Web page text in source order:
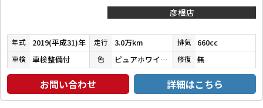
彦根店
年式 2019(平成31)年 走行 3.0万km 排気 660cc
車検 車検整備付 色 ピュアホワイトパール／ブルーイッシュブラックパール３ 修復 無
お問い合わせ 詳細はこちら